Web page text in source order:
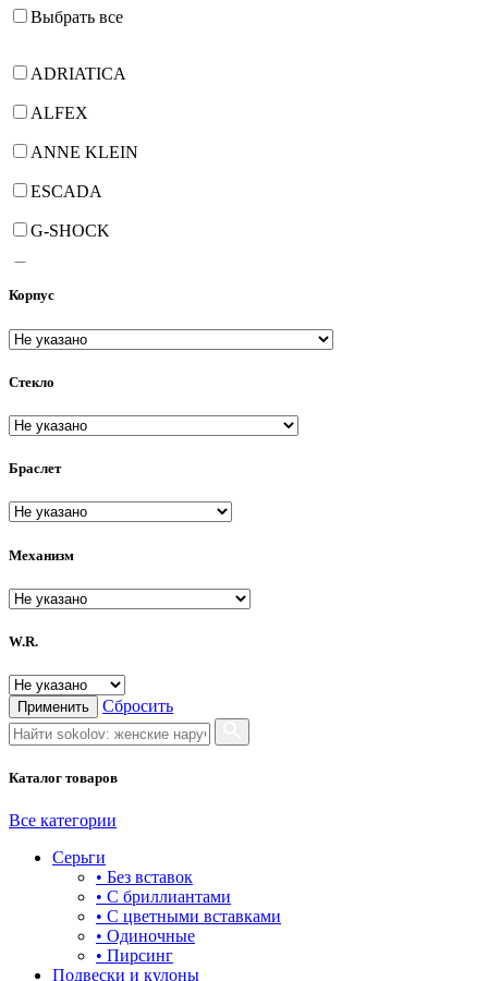
Выбрать все
ADRIATICA
ALFEX
ANNE KLEIN
ESCADA
G-SHOCK
HANOWA
JOWISSA
PHILIP WATCH
PHILIPPE de CHERON
PIERRE LANNIER
PIERRE RICAUD
SKAGEN
SOKOLOV
VERSACE
VERSUS versace
Гамма
НИКА
Корпус
Стекло
Браслет
Механизм
W.R.
Применить Сбросить
Каталог товаров
Все категории
Серьги
• Без вставок
• С бриллиантами
• С цветными вставками
• Одиночные
• Пирсинг
Подвески и кулоны